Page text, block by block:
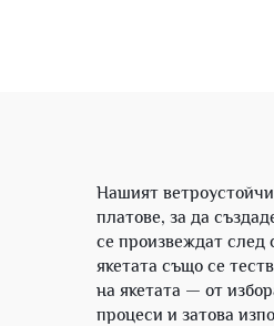
Нашият
платове, за да
се произвеждат след
якетата също се
на якетата — от
процеси и затова